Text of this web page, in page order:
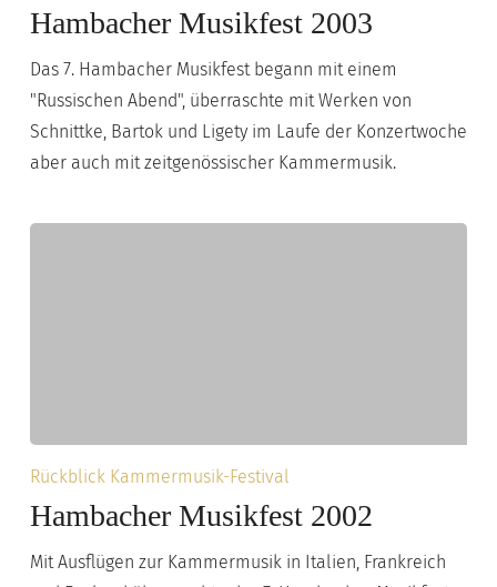
Musikfest
Hambacher Musikfest 2003
Das 7. Hambacher Musikfest begann mit einem
"Russischen Abend", überraschte mit Werken von
Schnittke, Bartok und Ligety im Laufe der Konzertwoche
aber auch mit zeitgenössischer Kammermusik.
Hambacher
Musikfest
Rückblick Kammermusik-Festival
Hambacher Musikfest 2002
Mit Ausflügen zur Kammermusik in Italien, Frankreich